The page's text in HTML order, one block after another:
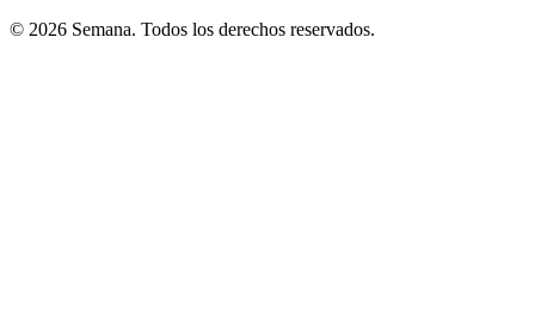
© 2026 Semana. Todos los derechos reservados.